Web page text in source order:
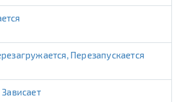
Перезапускается